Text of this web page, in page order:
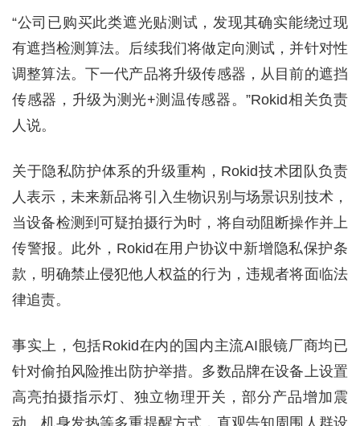
“公司已购买此类遮光贴测试，发现其确实能绕过现
有遮挡检测算法。后续我们将做定向测试，并针对性
调整算法。下一代产品将升级传感器，从目前的遮挡
传感器，升级为测光+测温传感器。”Rokid相关负责
人说。
关于隐私防护体系的升级重构，Rokid技术团队负责
人表示，未来新品将引入生物识别与场景识别技术，
当设备检测到可疑拍摄行为时，将自动阻断操作并上
传警报。此外，Rokid在用户协议中新增隐私保护条
款，明确禁止侵犯他人权益的行为，违规者将面临法
律追责。
事实上，包括Rokid在内的国内主流AI眼镜厂商均已
针对偷拍风险推出防护举措。多数品牌在设备上设置
高亮拍摄指示灯、独立物理开关，部分产品增加震
动、机身发热等多重提醒方式，直观告知周围人群设